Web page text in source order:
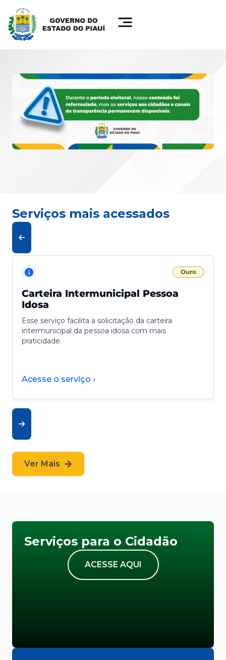
Serviços mais acessados
Ouro
Carteira Intermunicipal Pessoa
Idosa
Esse serviço facilita a solicitação da carteira
intermunicipal da pessoa idosa com mais
praticidade.
Acesse o serviço ›
Ver Mais
Serviços para o Cidadão
ACESSE AQUI